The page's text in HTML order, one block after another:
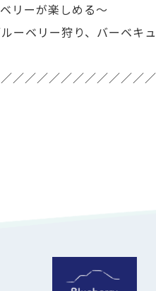
リーが楽しめる～
ーベリー狩り、バーベキ
／／／／／／／／／／／